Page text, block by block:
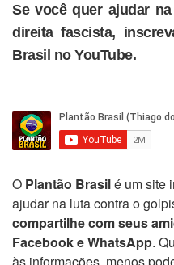
Se você quer ajudar
direita fascista,
Brasil no YouTube.
O Plantão Brasilé um site
ajudar na luta contra o
compartilhe com seus
Facebook e WhatsApp.